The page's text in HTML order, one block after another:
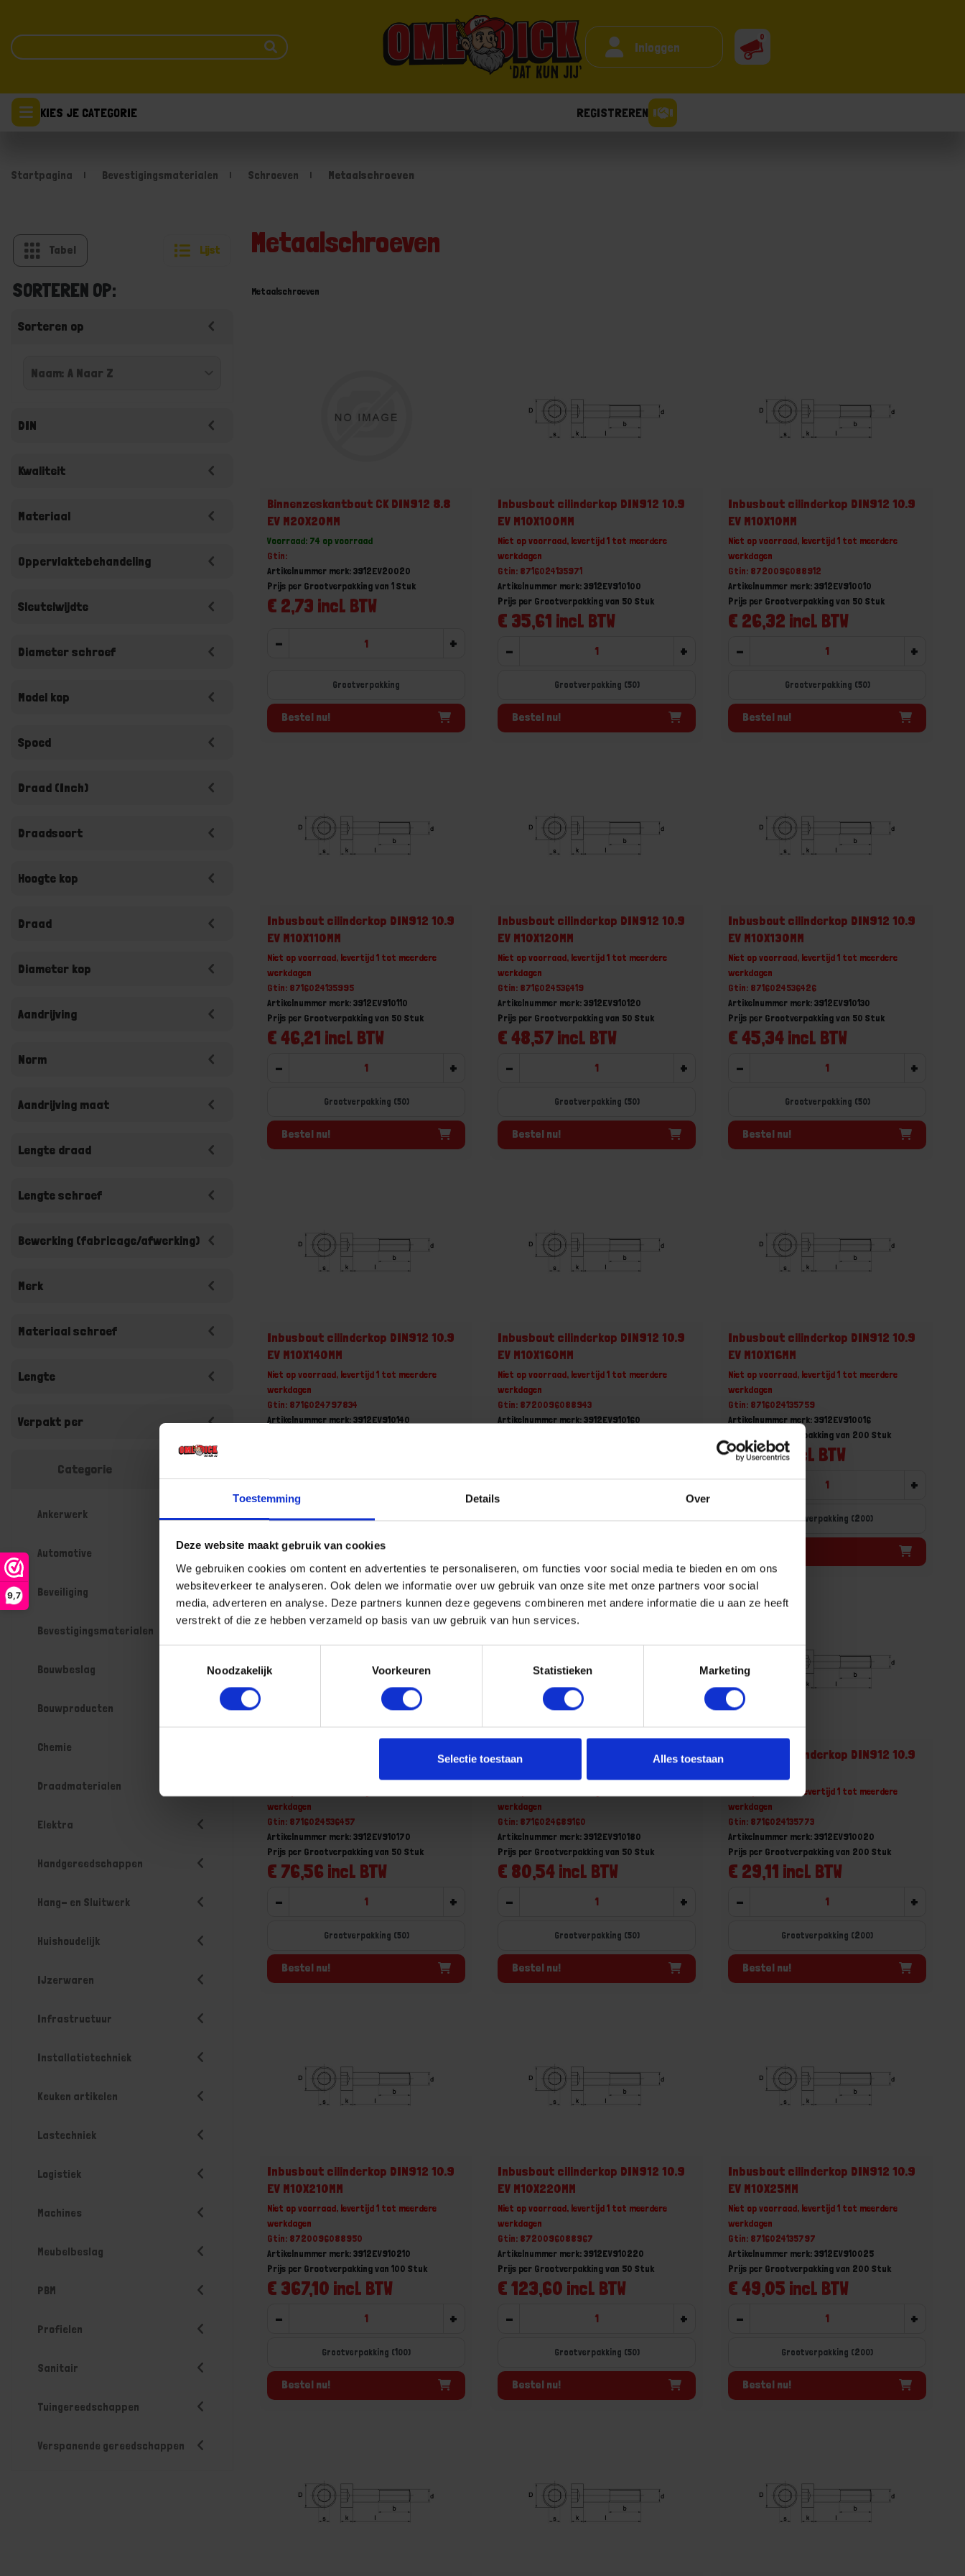
Toestemming Details Over
Deze website maakt gebruik van cookies
We gebruiken cookies om content en advertenties te personaliseren, om functies voor social media te bieden en om ons
websiteverkeer te analyseren. Ook delen we informatie over uw gebruik van onze site met onze partners voor social
media, adverteren en analyse. Deze partners kunnen deze gegevens combineren met andere informatie die u aan ze heeft
verstrekt of die ze hebben verzameld op basis van uw gebruik van hun services.
Noodzakelijk
Voorkeuren Statistieken Marketing
Selectie toestaan Alles toestaan
9,7
Inloggen
0
KIES JE CATEGORIE REGISTREREN
Startpagina Bevestigingsmaterialen Schroeven Metaalschroeven
Tabel Lijst
SORTEREN OP:
Sorteren op
DIN
Kwaliteit
Materiaal
Oppervlaktebehandeling
Sleutelwijdte
Diameter schroef
Model kop
Spoed
Draad (Inch)
Draadsoort
Hoogte kop
Draad
Diameter kop
Aandrijving
Norm
Aandrijving maat
Lengte draad
Lengte schroef
Bewerking (fabricage/afwerking)
Merk
Materiaal schroef
Lengte
Verpakt per
Categorie
Ankerwerk
Automotive
Beveiliging
Bevestigingsmaterialen
Bouwbeslag
Bouwproducten
Chemie
Draadmaterialen
Elektra
Handgereedschappen
Hang- en Sluitwerk
Huishoudelijk
IJzerwaren
Infrastructuur
Installatietechniek
Keuken artikelen
Lastechniek
Logistiek
Machines
Meubelbeslag
PBM
Profielen
Sanitair
Tuingereedschappen
Verspanende gereedschappen
Metaalschroeven
Metaalschroeven
Binnenzeskantbout CK DIN912 8.8
EV M20X20MM
Voorraad: 74 op voorraad
Gtin:
Artikelnummer merk: 3912EV20020
€ 2,73 incl. BTW
Prijs per Grootverpakking van 1 Stuk
- +
Grootverpakking
Bestel nu!
Inbusbout cilinderkop DIN912 10.9
EV M10X100MM
Niet op voorraad, levertijd 1 tot meerdere
werkdagen
Gtin: 8716024135971
Artikelnummer merk: 3912EV910100
€ 35,61 incl. BTW
Prijs per Grootverpakking van 50 Stuk
- +
Grootverpakking (50)
Bestel nu!
Inbusbout cilinderkop DIN912 10.9
EV M10X10MM
Niet op voorraad, levertijd 1 tot meerdere
werkdagen
Gtin: 8720096088912
Artikelnummer merk: 3912EV910010
€ 26,32 incl. BTW
Prijs per Grootverpakking van 50 Stuk
- +
Grootverpakking (50)
Bestel nu!
Inbusbout cilinderkop DIN912 10.9
EV M10X110MM
Niet op voorraad, levertijd 1 tot meerdere
werkdagen
Gtin: 8716024135995
Artikelnummer merk: 3912EV910110
€ 46,21 incl. BTW
Prijs per Grootverpakking van 50 Stuk
- +
Grootverpakking (50)
Bestel nu!
Inbusbout cilinderkop DIN912 10.9
EV M10X120MM
Niet op voorraad, levertijd 1 tot meerdere
werkdagen
Gtin: 8716024536419
Artikelnummer merk: 3912EV910120
€ 48,57 incl. BTW
Prijs per Grootverpakking van 50 Stuk
- +
Grootverpakking (50)
Bestel nu!
Inbusbout cilinderkop DIN912 10.9
EV M10X130MM
Niet op voorraad, levertijd 1 tot meerdere
werkdagen
Gtin: 8716024536426
Artikelnummer merk: 3912EV910130
€ 45,34 incl. BTW
Prijs per Grootverpakking van 50 Stuk
- +
Grootverpakking (50)
Bestel nu!
Inbusbout cilinderkop DIN912 10.9
EV M10X140MM
Niet op voorraad, levertijd 1 tot meerdere
werkdagen
Gtin: 8716024797834
Artikelnummer merk: 3912EV910140
- +
Grootverpakking (50)
Bestel nu!
Inbusbout cilinderkop DIN912 10.9
EV M10X160MM
Niet op voorraad, levertijd 1 tot meerdere
werkdagen
Gtin: 8720096088943
Artikelnummer merk: 3912EV910160
- +
Grootverpakking (100)
Inbusbout cilinderkop DIN912 10.9
EV M10X16MM
Niet op voorraad, levertijd 1 tot meerdere
werkdagen
Gtin: 8716024135759
Artikelnummer merk: 3912EV910016
€ 66,21 incl. BTW
Prijs per Grootverpakking van 200 Stuk
- +
Grootverpakking (200)
Inbusbout cilinderkop DIN912 10.9
werkdagen
Gtin: 8716024536457
Artikelnummer merk: 3912EV910170
€ 76,56 incl. BTW
Prijs per Grootverpakking van 50 Stuk
- +
Grootverpakking (50)
Bestel nu!
Inbusbout cilinderkop DIN912 10.9
werkdagen
Gtin: 8716024689160
Artikelnummer merk: 3912EV910180
€ 80,54 incl. BTW
Prijs per Grootverpakking van 50 Stuk
- +
Grootverpakking (50)
Bestel nu!
Inbusbout cilinderkop DIN912 10.9
Niet op voorraad, levertijd 1 tot meerdere
werkdagen
Gtin: 8716024135773
Artikelnummer merk: 3912EV910020
€ 29,11 incl. BTW
Prijs per Grootverpakking van 200 Stuk
- +
Grootverpakking (200)
Bestel nu!
Inbusbout cilinderkop DIN912 10.9
EV M10X210MM
Niet op voorraad, levertijd 1 tot meerdere
werkdagen
Gtin: 8720096088950
Artikelnummer merk: 3912EV910210
€ 367,10 incl. BTW
Prijs per Grootverpakking van 100 Stuk
- +
Grootverpakking (100)
Bestel nu!
Inbusbout cilinderkop DIN912 10.9
EV M10X220MM
Niet op voorraad, levertijd 1 tot meerdere
werkdagen
Gtin: 8720096088967
Artikelnummer merk: 3912EV910220
€ 123,60 incl. BTW
Prijs per Grootverpakking van 50 Stuk
- +
Grootverpakking (50)
Bestel nu!
Inbusbout cilinderkop DIN912 10.9
EV M10X25MM
Niet op voorraad, levertijd 1 tot meerdere
werkdagen
Gtin: 8716024135797
Artikelnummer merk: 3912EV910025
€ 49,05 incl. BTW
Prijs per Grootverpakking van 200 Stuk
- +
Grootverpakking (200)
Bestel nu!